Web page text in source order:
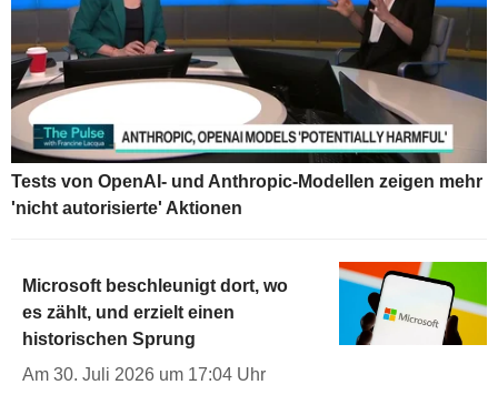
Tests von OpenAI- und Anthropic-Modellen zeigen mehr
'nicht autorisierte' Aktionen
Microsoft beschleunigt dort, wo
es zählt, und erzielt einen
historischen Sprung
Am 30. Juli 2026 um 17:04 Uhr